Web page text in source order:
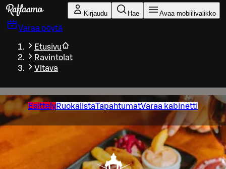
Siirry pääsisältöön
Kirjaudu Hae Avaa mobiilivalikko
Varaa pöytä
Etusivu
Ravintolat
Vltava
EsittelyRuokalistaTapahtumatVaraa kabinetti